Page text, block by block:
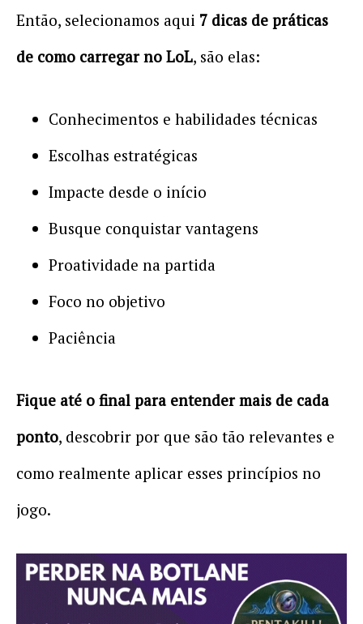
Então, selecionamos aqui 7 dicas de práticas
de como carregar no LoL, são elas:
Conhecimentos e habilidades técnicas
Escolhas estratégicas
Impacte desde o início
Busque conquistar vantagens
Proatividade na partida
Foco no objetivo
Paciência
Fique até o final para entender mais de cada
ponto, descobrir por que são tão relevantes e
como realmente aplicar esses princípios no
jogo.